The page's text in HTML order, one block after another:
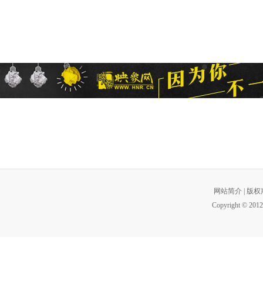
网站简介
版权
Copyright ©